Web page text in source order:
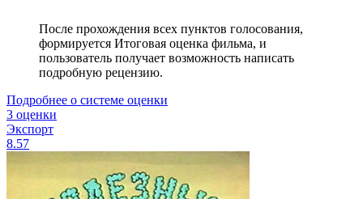
После прохождения всех пунктов голосования,
формируется Итоговая оценка фильма, и
пользователь получает возможность написать
подробную рецензию.
Подробнее о системе оценки
3 оценки
Экспорт
8.57